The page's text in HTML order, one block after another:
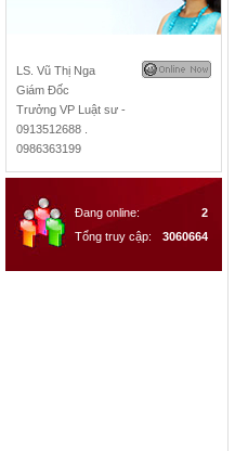
LS. Vũ Thị Nga
Giám Đốc
Trưởng VP Luật sư -
0913512688 .
0986363199
Đang online:
2
Tổng truy cập:
3060664